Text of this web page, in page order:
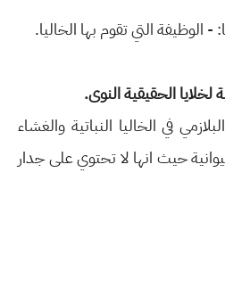
الوظيفة التي تقوم بها الخاليا.
الحقيقية النوى.
والغشاء
حيث انها لاتحتوي على جدار